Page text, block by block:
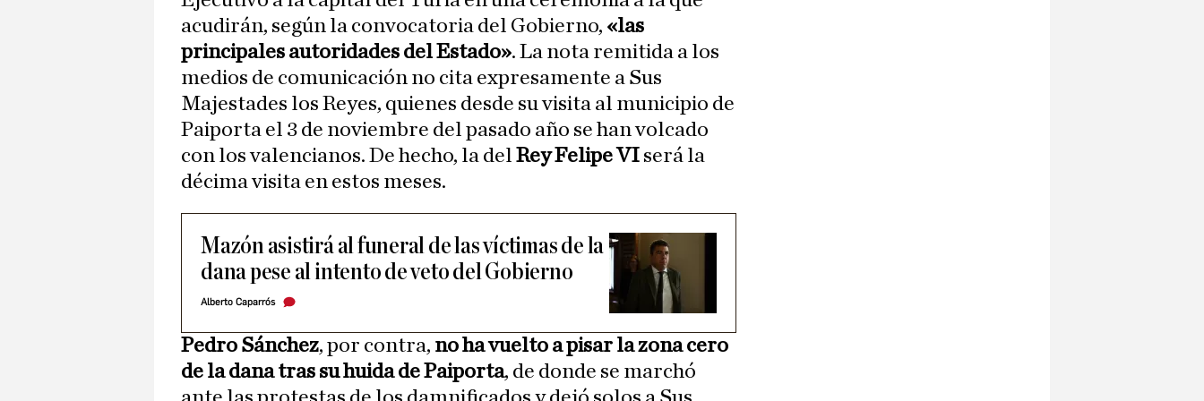
acudirán, según la convocatoria del Gobierno, «las
principales autoridades del Estado». La nota remitida a los
medios de comunicación no cita expresamente a Sus
Majestades los Reyes, quienes desde su visita al municipio de
Paiporta el 3 de noviembre del pasado año se han volcado
con los valencianos. De hecho, la del Rey Felipe VI será la
décima visita en estos meses.
Mazón asistirá al funeral de las víctimas de la
dana pese al intento de veto del Gobierno
Alberto Caparrós
Pedro Sánchez, por contra, no ha vuelto a pisar la zona cero
de la dana tras su huida de Paiporta, de donde se marchó